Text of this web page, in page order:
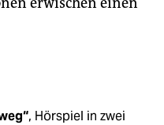
, Hörspiel in zwei